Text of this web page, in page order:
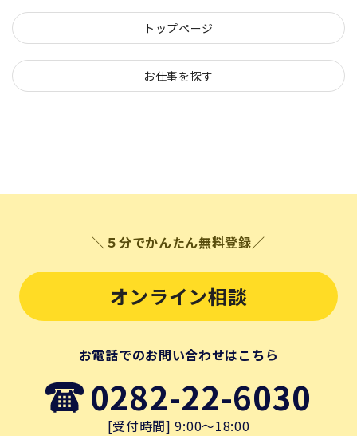
トップページ
お仕事を探す
＼５分でかんたん無料登録／
オンライン相談
お電話でのお問い合わせはこちら
0282-22-6030
[受付時間] 9:00～18:00